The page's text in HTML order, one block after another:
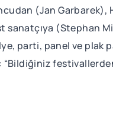
(Jan
(Stephan
parti, panel ve
“Bildiğiniz